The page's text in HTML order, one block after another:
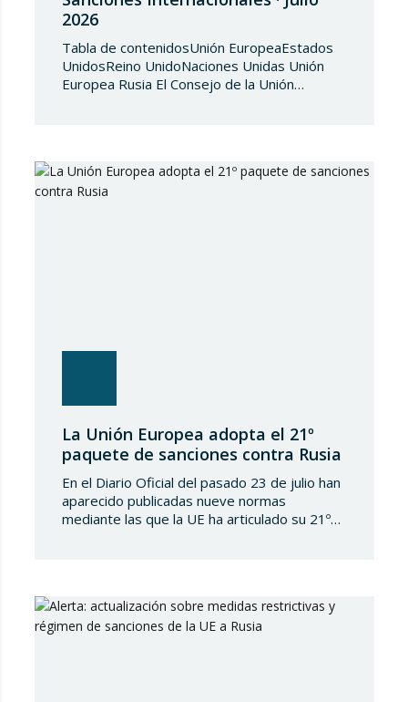
2026
Tabla de contenidosUnión EuropeaEstados
UnidosReino UnidoNaciones Unidas Unión
Europea Rusia El Consejo de la Unión
(UE) 2018/1542 relativo a la adopción de
medidas restrictivas…
La Unión Europea adopta el 21º
paquete de sanciones contra Rusia
En el Diario Oficial del pasado 23 de julio han
aparecido publicadas nueve normas
mediante las que la UE ha articulado su 21º
contra dicho país. En…